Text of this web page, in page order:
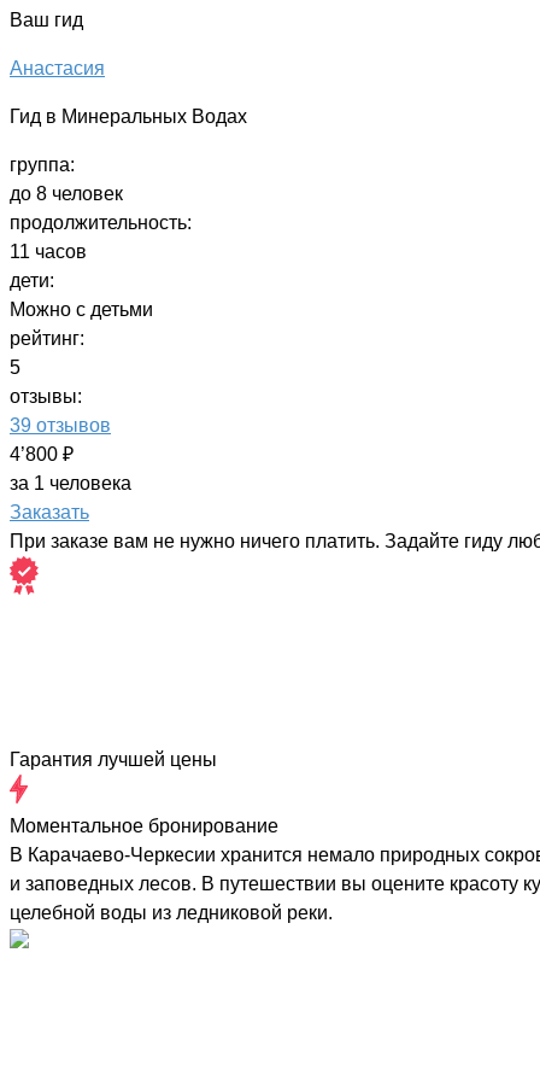
Ваш гид
Анастасия
Гид в Минеральных Водах
группа:
до 8 человек
продолжительность:
11 часов
дети:
Можно с детьми
рейтинг:
5
отзывы:
39 отзывов
4’800 ₽
за 1 человека
Заказать
При заказе вам не нужно ничего платить. Задайте гиду
Гарантия лучшей цены
Моментальное бронирование
В Карачаево-Черкесии хранится немало природных
и заповедных лесов. В путешествии вы оцените красоту
целебной воды из ледниковой реки.